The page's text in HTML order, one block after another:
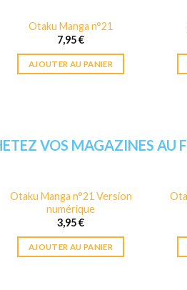
Otaku Manga n°21
7,95€
AJOUTER AU PANIER
VOS MAGAZINES AU
Otaku Manga n°21 Version
numérique
3,95€
AJOUTER AU PANIER